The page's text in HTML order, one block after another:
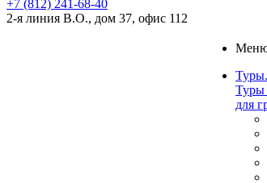
+7 (812) 241-68-40
2-я линия В.О., дом 37, офис 112
Туры
для